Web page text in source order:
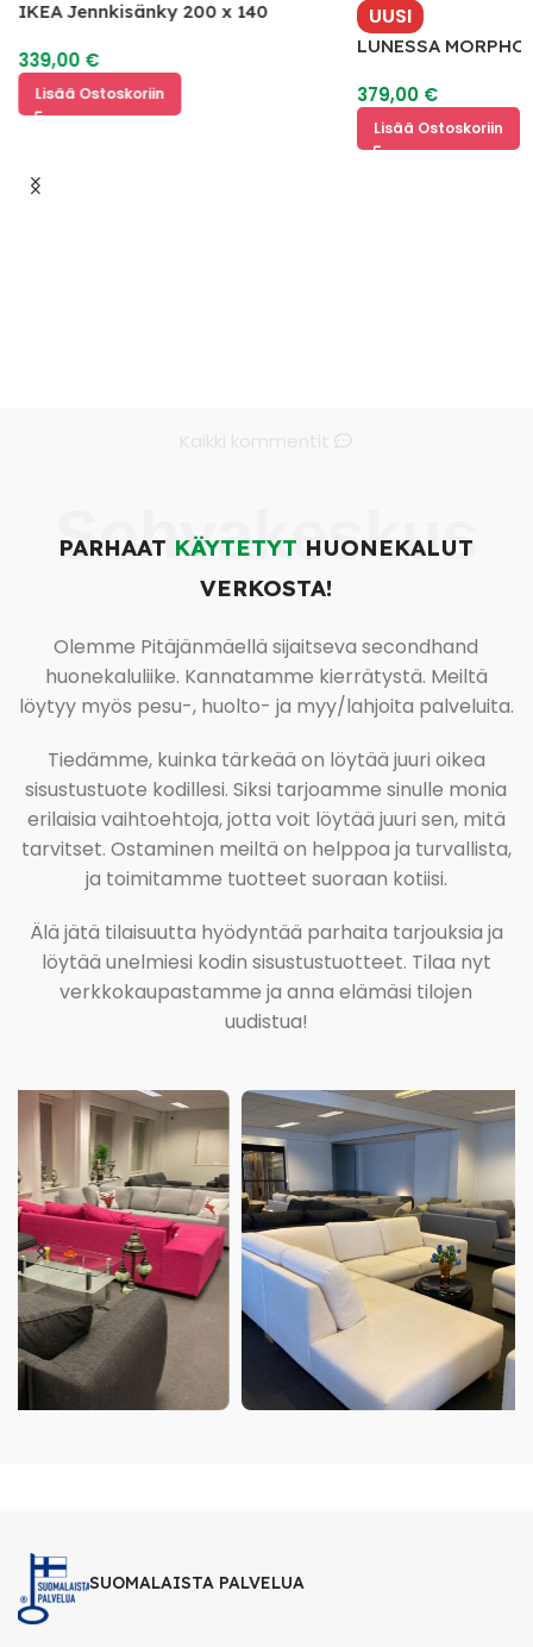
IKEA Jennkisänky 200 x 140
339,00 €
Lisää Ostoskoriin
UUSI
LUNESSA
379,00 €
Lisää Ostoskoriin
Sohvakeskus
PARHAAT KÄYTETYT HUONEKALUT
VERKOSTA!
Olemme Pitäjänmäellä sijaitseva secondhand
huonekaluliike. Kannatamme kierrätystä. Meiltä
löytyy myös pesu-, huolto- ja myy/lahjoita palveluita.
Tiedämme, kuinka tärkeää on löytää juuri oikea
sisustustuote kodillesi. Siksi tarjoamme sinulle monia
erilaisia vaihtoehtoja, jotta voit löytää juuri sen, mitä
tarvitset. Ostaminen meiltä on helppoa ja turvallista,
ja toimitamme tuotteet suoraan kotiisi.
Älä jätä tilaisuutta hyödyntää parhaita tarjouksia ja
löytää unelmiesi kodin sisustustuotteet. Tilaa nyt
verkkokaupastamme ja anna elämäsi tilojen
uudistua!
SUOMALAISTA PALVELUA